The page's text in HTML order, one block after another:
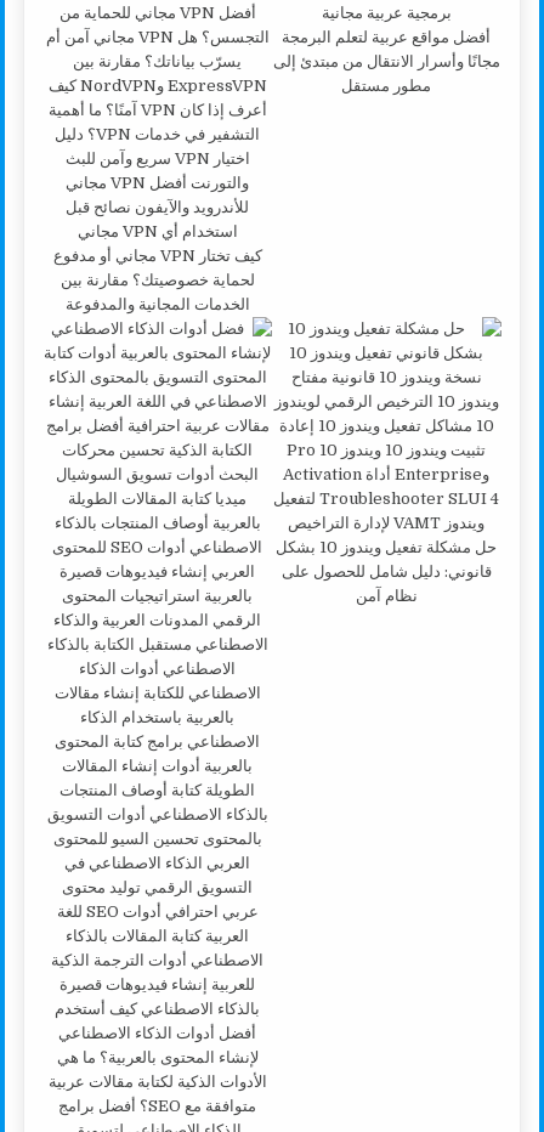
أفضل مواقع عربية لتعلم البرمجة
مجانًا وأسرار الانتقال من مبتدئ إلى
مطور مستقل
كيف تختار VPN مجاني أو مدفوع
لحماية خصوصيتك؟ مقارنة بين
الخدمات المجانية والمدفوعة
حل مشكلة تفعيل ويندوز 10 بشكل
قانوني: دليل شامل للحصول على
نظام آمن